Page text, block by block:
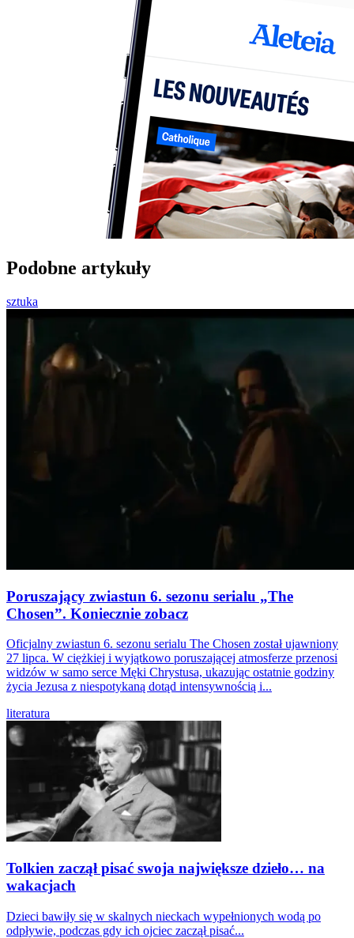
Podobne artykuły
sztuka
Poruszający zwiastun 6. sezonu serialu „The
Chosen”. Koniecznie zobacz
Oficjalny zwiastun 6. sezonu serialu The Chosen został ujawniony
27 lipca. W ciężkiej i wyjątkowo poruszającej atmosferze przenosi
widzów w samo serce Męki Chrystusa, ukazując ostatnie godziny
życia Jezusa z niespotykaną dotąd intensywnością i...
literatura
Tolkien zaczął pisać swoja największe dzieło… na
wakacjach
Dzieci bawiły się w skalnych nieckach wypełnionych wodą po
odpływie, podczas gdy ich ojciec zaczął pisać...